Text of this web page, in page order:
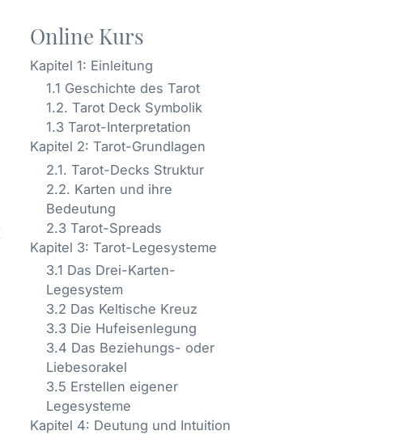
Online Kurs
Kapitel 1: Einleitung
1.1 Geschichte des Tarot
1.2. Tarot Deck Symbolik
1.3 Tarot-Interpretation
Kapitel 2: Tarot-Grundlagen
2.1. Tarot-Decks Struktur
2.2. Karten und ihre
Bedeutung
2.3 Tarot-Spreads
Kapitel 3: Tarot-Legesysteme
3.1 Das Drei-Karten-
Legesystem
3.2 Das Keltische Kreuz
3.3 Die Hufeisenlegung
3.4 Das Beziehungs- oder
Liebesorakel
3.5 Erstellen eigener
Legesysteme
Kapitel 4: Deutung und Intuition